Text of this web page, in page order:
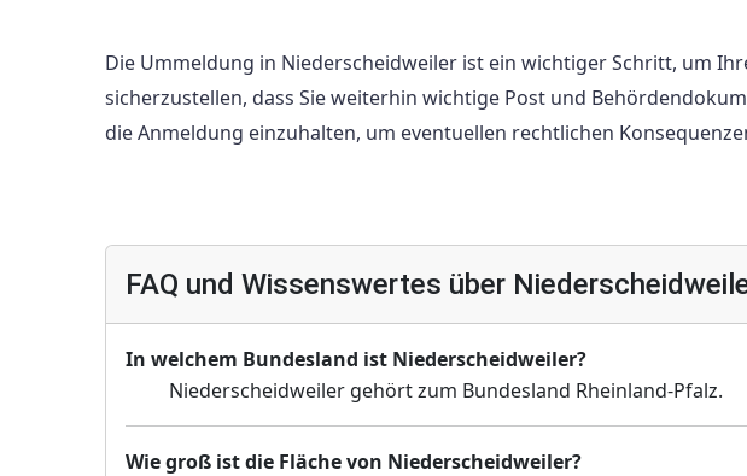
Die Ummeldung in Niederscheidweiler ist ein wichtiger Schritt, um
sicherzustellen, dass Sie weiterhin wichtige Post und
die Anmeldung einzuhalten, um eventuellen rechtlichen
FAQ und Wissenswertes über
In welchem Bundesland ist Niederscheidweiler?
Niederscheidweiler gehört zum Bundesland Rheinland-Pfalz.
Wie groß ist die Fläche von Niederscheidweiler?